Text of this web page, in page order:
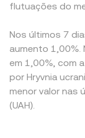
flutuações do
Nos últimos 7
aumento 1,00%.
em 1,00%, com
por Hryvnia
menor valor nas
(UAH).